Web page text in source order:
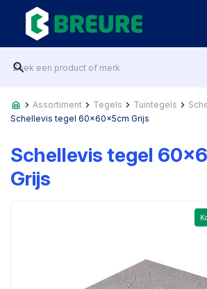
Assortiment Tegels Tuintegels
Schellevis tegel 60x60x5cm Grijs
Schellevis tegel
Grijs